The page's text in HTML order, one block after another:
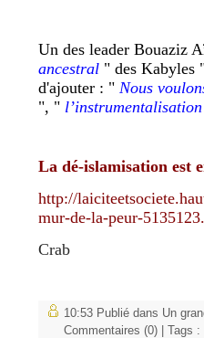
Un des leader Bouaziz
ancestral " des Kabyles
d'ajouter : " Nous
", "
La dé-islamisation est
http://
mur-de-la-peur-
Crab
10:53 Publié dans Un
Commentaires (0) | Tags :